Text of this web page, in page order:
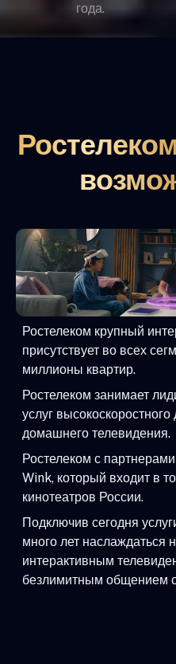
года.
Ростелеком крупный
присутствует во всех
миллионы квартир.
Ростелеком занимает
услуг
домашнего телевидения.
Ростелеком с
Wink, который входит в
кинотеатров России.
Подключив сегодня
много лет наслаждаться
интерактивным
безлимитным общением